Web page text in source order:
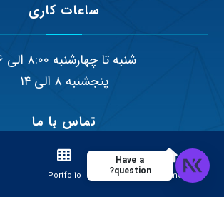
ساعات کاری
شنبه تا چهارشنبه ۸:۰۰ الی ۱۶
پنجشنبه ۸ الی ۱۴
تماس با ما
درباره ما
Home
Portfolio
Have a
question?